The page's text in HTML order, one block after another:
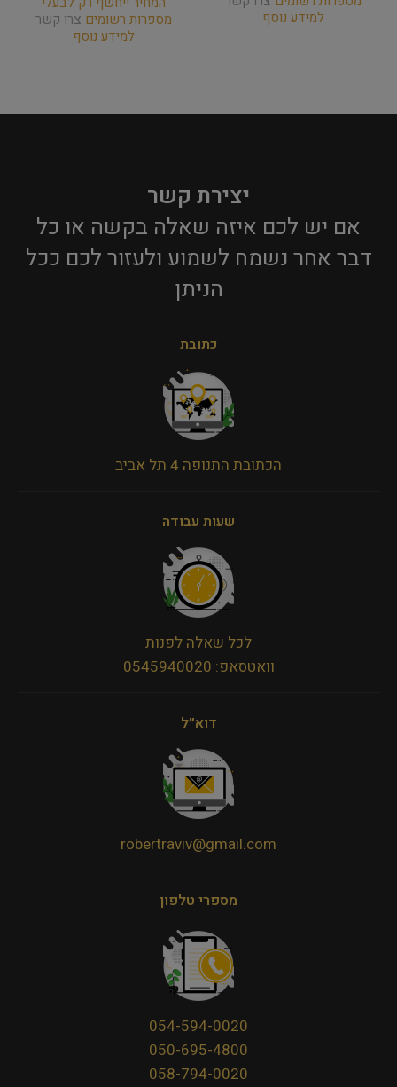
למידע נוסף
מספרות רשומים צרו קשר
למידע נוסף
יצירת קשר
אם יש לכם איזה שאלה בקשה או כל
דבר אחר נשמח לשמוע ולעזור לכם ככל
הניתן​
כתובת
הכתובת התנופה 4 תל אביב
שעות עבודה
לכל שאלה לפנות
וואטסאפ: 0545940020
דוא״ל
robertraviv@gmail.com
מספרי טלפון
054-594-0020
050-695-4800
058-794-0020